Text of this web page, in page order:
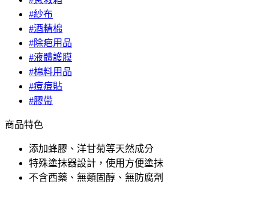
#紗布
#酒精棉
#除疤用品
#液體護膜
#棉料用品
#痘痘貼
#膠帶
商品特色
添加蜂膠、洋甘菊等天然成分
特殊塗抹器設計，使用方便塗抹
不含西藥、無類固醇、無防腐劑